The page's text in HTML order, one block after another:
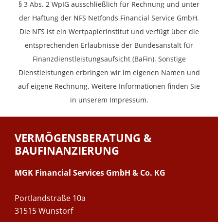
§ 3 Abs. 2 WpIG ausschließlich für Rechnung und unter
der Haftung der NFS Netfonds Financial Service GmbH.
Die NFS ist ein Wertpapierinstitut und verfügt über die
entsprechenden Erlaubnisse der Bundesanstalt für
Finanzdienstleistungsaufsicht (BaFin). Sonstige
Dienstleistungen erbringen wir im eigenen Namen und
auf eigene Rechnung. Weitere Informationen finden Sie
in unserem Impressum.
VERMÖGENSBERATUNG &
BAUFINANZIERUNG
MGK Financial Services GmbH & Co. KG
Portlandstraße 10a
31515 Wunstorf